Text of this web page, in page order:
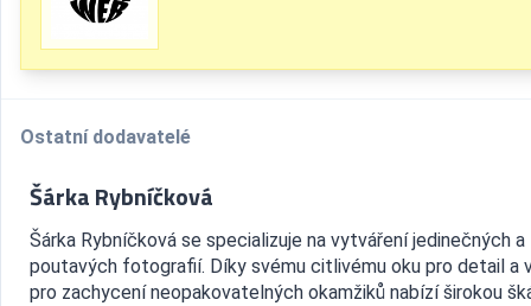
Ostatní dodavatelé
Šárka Rybníčková
Šárka Rybníčková se specializuje na vytváření jedinečných a
poutavých fotografií. Díky svému citlivému oku pro detail a
pro zachycení neopakovatelných okamžiků nabízí širokou